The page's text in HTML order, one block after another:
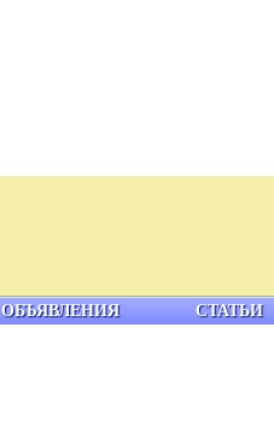
ОБЪЯВЛЕНИЯ СТАТЬИ